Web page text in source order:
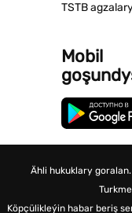
TSTB
Mobil
Ähli hukuklary
Köpçülikleýin habar beriş